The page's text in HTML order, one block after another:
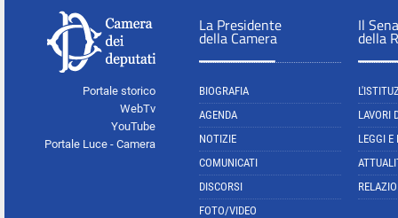
Portale storico
WebTv
YouTube
Portale Luce - Camera
La Presidente
della Camera
BIOGRAFIA
AGENDA
NOTIZIE
COMUNICATI
DISCORSI
FOTO/VIDEO
Il
della
LAVORI
LEGGI E